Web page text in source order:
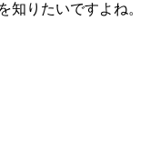
知りたいですよね。